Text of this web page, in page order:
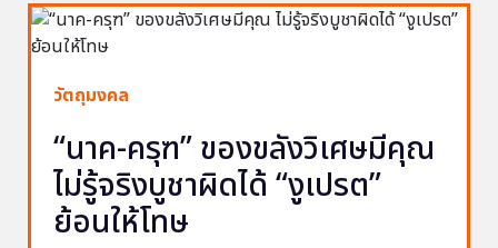
วัตถุมงคล
“นาค-ครุฑ” ของขลังวิเศษมีคุณ
ไม่รู้จริงบูชาผิดได้ “งูเปรต”
ย้อนให้โทษ